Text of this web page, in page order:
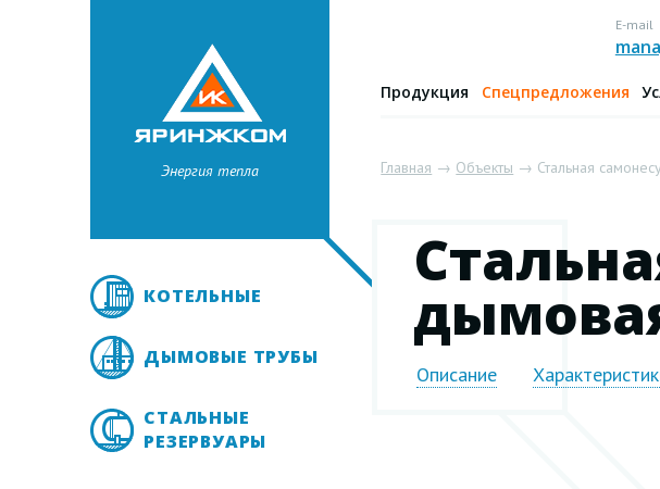
Энергия тепла
E-mail
Продукция Спецпредложения
КОТЕЛЬНЫЕ
ДЫМОВЫЕ ТРУБЫ
СТАЛЬНЫЕ
РЕЗЕРВУАРЫ
Главная → Объекты → Стальная
Описание